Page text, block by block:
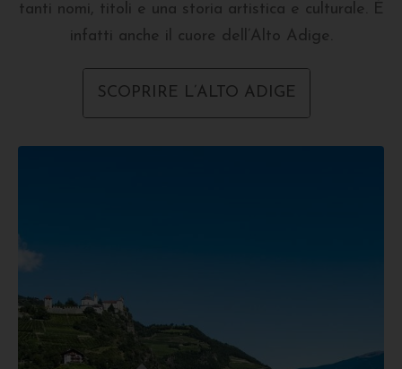
tanti nomi, titoli e una storia artistica e culturale. È
infatti anche il cuore dell’Alto Adige.
SCOPRIRE L’ALTO ADIGE